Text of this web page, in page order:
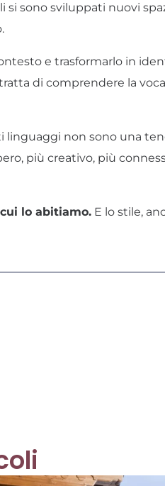
sono sviluppati nuovi
e trasformarlo in
di comprendere la
linguaggi non sono una
più creativo, più
lo abitiamo. E lo stile,